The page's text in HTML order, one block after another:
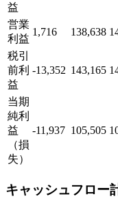
益
営業
利益
1,716 138,638
税引
前利
益
-13,352 143,165
当期
純利
益
（損
失）
-11,937 105,505
キャッシュフロー